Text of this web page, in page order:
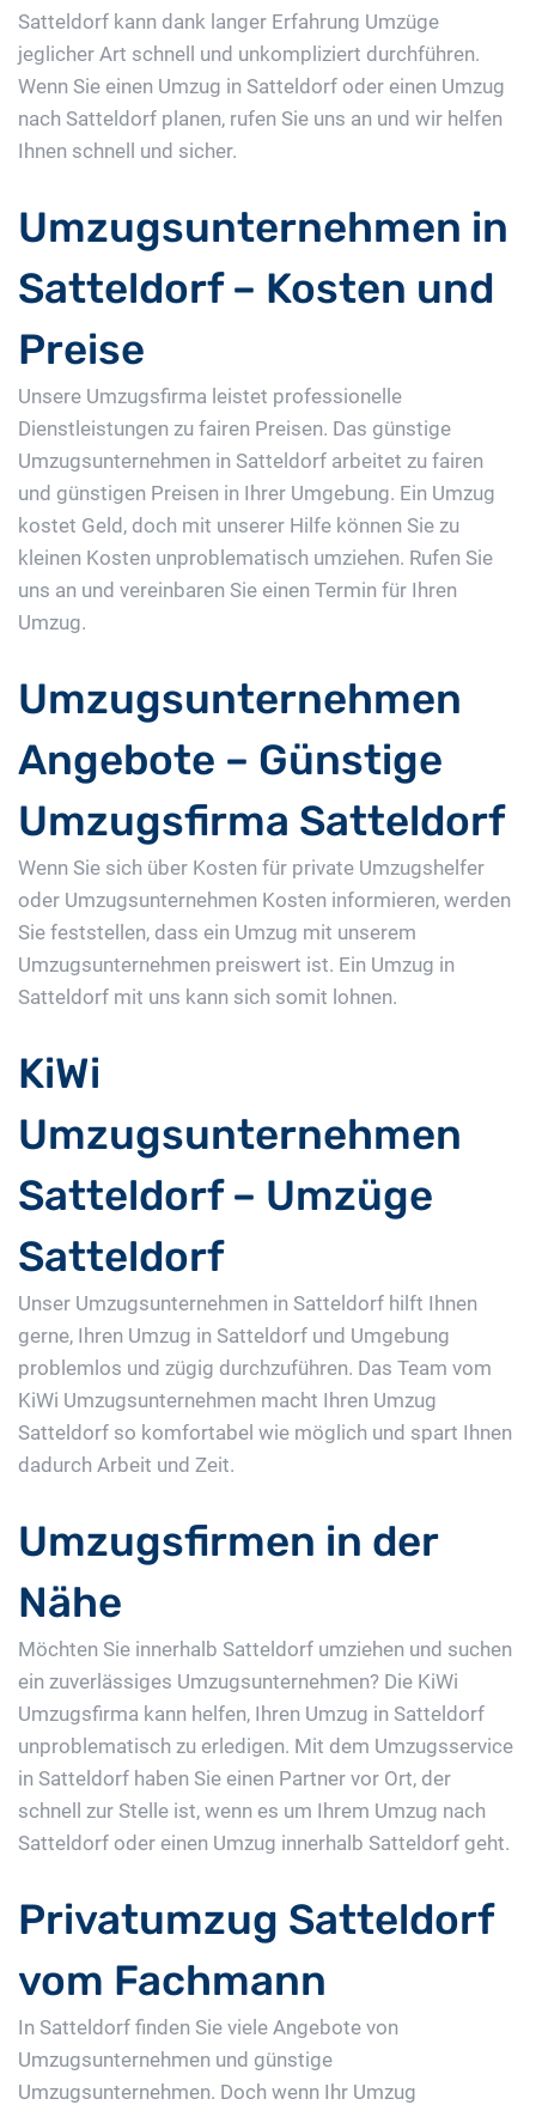
Satteldorf kann dank langer Erfahrung Umzüge
jeglicher Art schnell und unkompliziert durchführen.
Wenn Sie einen Umzug in Satteldorf oder einen Umzug
nach Satteldorf planen, rufen Sie uns an und wir helfen
Ihnen schnell und sicher.
Umzugsunternehmen in
Satteldorf – Kosten und
Preise
Unsere Umzugsfirma leistet professionelle
Dienstleistungen zu fairen Preisen. Das günstige
Umzugsunternehmen in Satteldorf arbeitet zu fairen
und günstigen Preisen in Ihrer Umgebung. Ein Umzug
kostet Geld, doch mit unserer Hilfe können Sie zu
kleinen Kosten unproblematisch umziehen. Rufen Sie
uns an und vereinbaren Sie einen Termin für Ihren
Umzug.
Umzugsunternehmen
Angebote – Günstige
Umzugsfirma Satteldorf
Wenn Sie sich über Kosten für private Umzugshelfer
oder Umzugsunternehmen Kosten informieren, werden
Sie feststellen, dass ein Umzug mit unserem
Umzugsunternehmen preiswert ist. Ein Umzug in
Satteldorf mit uns kann sich somit lohnen.
KiWi
Umzugsunternehmen
Satteldorf – Umzüge
Satteldorf
Unser Umzugsunternehmen in Satteldorf hilft Ihnen
gerne, Ihren Umzug in Satteldorf und Umgebung
problemlos und zügig durchzuführen. Das Team vom
KiWi Umzugsunternehmen macht Ihren Umzug
Satteldorf so komfortabel wie möglich und spart Ihnen
dadurch Arbeit und Zeit.
Umzugsfirmen in der
Nähe
Möchten Sie innerhalb Satteldorf umziehen und suchen
ein zuverlässiges Umzugsunternehmen? Die KiWi
Umzugsfirma kann helfen, Ihren Umzug in Satteldorf
unproblematisch zu erledigen. Mit dem Umzugsservice
in Satteldorf haben Sie einen Partner vor Ort, der
schnell zur Stelle ist, wenn es um Ihrem Umzug nach
Satteldorf oder einen Umzug innerhalb Satteldorf geht.
Privatumzug Satteldorf
vom Fachmann
In Satteldorf finden Sie viele Angebote von
Umzugsunternehmen und günstige
Umzugsunternehmen. Doch wenn Ihr Umzug